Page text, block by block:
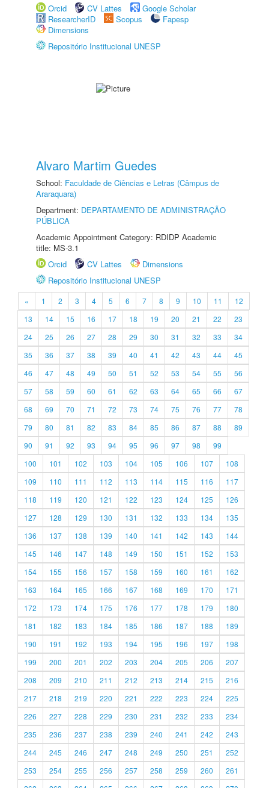
Orcid
CV Lattes
Google Scholar
ResearcherID
Scopus
Fapesp
Dimensions
Repositório Institucional UNESP
Alvaro Martim Guedes
School: Faculdade de Ciências e Letras (Câmpus de
Araraquara)
Department: DEPARTAMENTO DE ADMINISTRAÇÃO
PÚBLICA
Academic Appointment Category: RDIDP Academic
title: MS-3.1
Orcid
CV Lattes
Dimensions
Repositório Institucional UNESP
« 1 2 3 4 5 6 7 8 9 10 11
12
13
14 15 16 17 18 19 20 21 22
23
24
25 26 27 28 29 30 31 32 33
34
35
36 37 38 39 40 41 42 43 44
45
46
47 48 49 50 51 52 53 54 55
56
57
58 59 60 61 62 63 64 65 66
67
68
69 70 71 72 73 74 75 76 77
78
79
80 81 82 83 84 85 86 87 88
89
90
91 92 93 94 95 96 97 98
99
100
101 102 103 104 105 106 107
108
109
110 111 112 113 114 115 116
117
118
119 120 121 122 123 124 125
126
127
128 129 130 131 132 133 134
135
136
137 138 139 140 141 142 143
144
145
146 147 148 149 150 151 152
153
154
155 156 157 158 159 160 161
162
163
164 165 166 167 168 169 170
171
172
173 174 175 176 177 178 179
180
181
182 183 184 185 186 187 188
189
190
191 192 193 194 195 196 197
198
199
200 201 202 203 204 205 206
207
208
209 210 211 212 213 214 215
216
217
218 219 220 221 222 223 224
225
226
227 228 229 230 231 232 233
234
235
236 237 238 239 240 241 242
243
244
245 246 247 248 249 250 251
252
253
254 255 256 257 258 259 260
261